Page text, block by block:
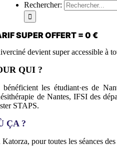
Rechercher:
SUPER OFFERT = 0 €
devient super accessible à
QUI ?
bénéficient les étudiant·es de
de Nantes, IFSI des
STAPS.
ÇA ?
pour toutes les séances